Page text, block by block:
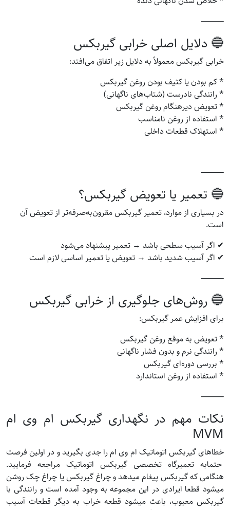
⸻
🔵 دلایل اصلی خرابی گیربکس
خرابی گیربکس معمولاً به دلایل زیر اتفاق می‌افتد:
* کم بودن یا کثیف بودن روغن گیربکس
* رانندگی نادرست (شتاب‌های ناگهانی)
* تعویض دیرهنگام روغن گیربکس
* استفاده از روغن نامناسب
* استهلاک قطعات داخلی
⸻
🔵 تعمیر یا تعویض گیربکس؟
در بسیاری از موارد، تعمیر گیربکس مقرون‌به‌صرفه‌تر از تعویض آن
است.
✔ اگر آسیب سطحی باشد → تعمیر پیشنهاد می‌شود
✔ اگر آسیب شدید باشد → تعویض یا تعمیر اساسی لازم است
⸻
🔵 روش‌های جلوگیری از خرابی گیربکس
برای افزایش عمر گیربکس:
* تعویض به موقع روغن گیربکس
* رانندگی نرم و بدون فشار ناگهانی
* بررسی دوره‌ای گیربکس
* استفاده از روغن استاندارد
⸻
نکات مهم در نگهداری گیربکس ام وی ام
MVM
خطاهای گیربکس اتوماتیک ام وی ام را جدی بگیرید و در اولین فرصت
حتمابه تعمیرگاه تخصصی گیربکس اتوماتیک مراجعه فرمایید.
هنگامی که گیربکس پیغام میدهد و چراغ گیربکس یا چراغ چک روشن
میشود قطعا ایرادی در این مجموعه به وجود آمده است و رانندگی با
گیربکس معیوب، باعث میشود قطعه خراب به دیگر قطعات آسیب